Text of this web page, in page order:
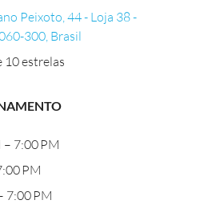
Peixoto, 44 - Loja 38 -
300, Brasil
10 estrelas
– 7:00 PM
PM
7:00 PM